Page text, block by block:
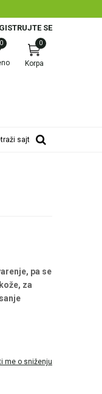
SE
Korpa
0
0
sajt
pa se
za
me o sniženju